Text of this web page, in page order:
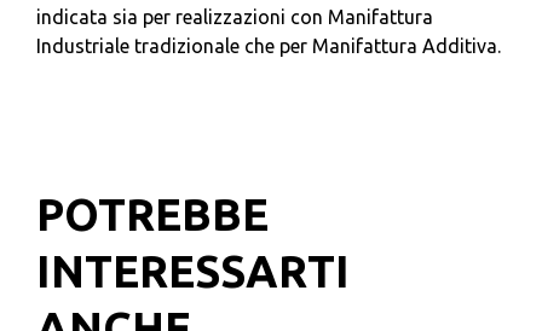
indicata sia per realizzazioni con Manifattura
Industriale tradizionale che per Manifattura Additiva.
POTREBBE
INTERESSARTI